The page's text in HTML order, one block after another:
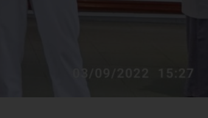
Innovative Work Program’ pada MYNIC Ke-IV